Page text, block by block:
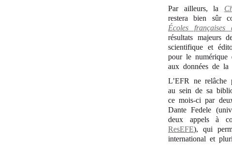
Par ailleurs, la
restera bien sûr
Écoles françaises
résultats majeurs
scientifique et
pour le numérique
aux données de la
L’EFR ne relâche
au sein de sa
ce mois-ci par
Dante Fedele
deux appels à
ResEFE), qui
international et